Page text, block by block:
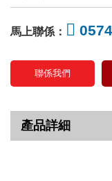
馬上聯係：
聯係我們
產品詳細